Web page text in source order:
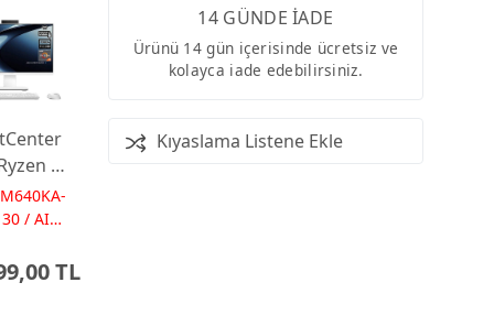
AI
23.8
AI-
/ AI
TL
14 GÜNDE İADE
Ürünü 14 gün içerisinde ücretsiz ve
kolayca iade edebilirsiniz.
Kıyaslama Listene Ekle